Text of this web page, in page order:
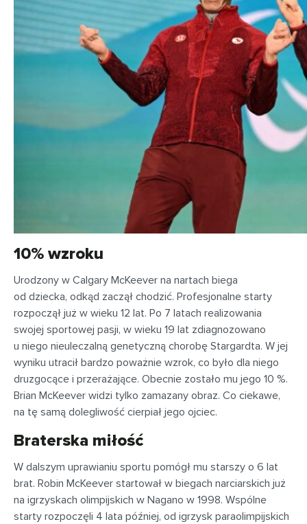
10% wzroku
Urodzony w Calgary McKeever na nartach biega
od dziecka, odkąd zaczął chodzić. Profesjonalne starty
rozpoczął już w wieku 12 lat. Po 7 latach realizowania
swojej sportowej pasji, w wieku 19 lat zdiagnozowano
u niego nieuleczalną genetyczną chorobę Stargardta. W jej
wyniku utracił bardzo poważnie wzrok, co było dla niego
druzgocące i przerażające. Obecnie zostało mu jego 10 %.
Brian McKeever widzi tylko zamazany obraz. Co ciekawe,
na tę samą dolegliwość cierpiał jego ojciec.
Braterska miłość
W dalszym uprawianiu sportu pomógł mu starszy o 6 lat
brat. Robin McKeever startował w biegach narciarskich już
na igrzyskach olimpijskich w Nagano w 1998. Wspólne
starty rozpoczęli 4 lata później, od igrzysk paraolimpijskich